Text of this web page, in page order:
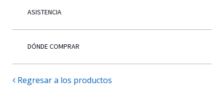
ASISTENCIA
DÓNDE COMPRAR
Regresar a los productos